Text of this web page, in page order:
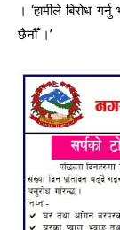
। ‘हामीले बिरोध
छैनौँ ।’